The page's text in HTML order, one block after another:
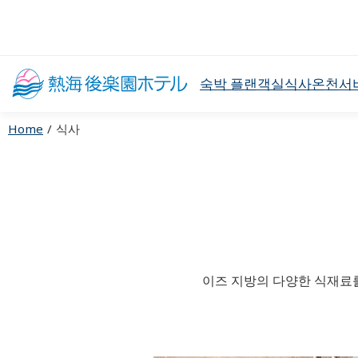
숙박 플랜객실식사온천서
Home 식사
이즈 지방의 다양한 식재